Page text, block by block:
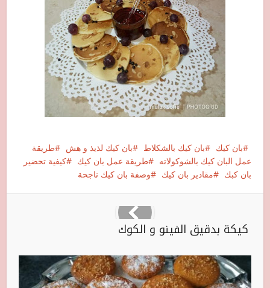
بان كيك بان كيك بالشكلاط بان كيك لذيذ و هش
طريقة
عمل البان كيك بالشوكولاته
طريقة عمل بان كيك
كيفية تحضير
بان كبك
مقادير بان كيك وصفة بان كيك ناجحة
كيكة بدقيق الفينو و الكوك